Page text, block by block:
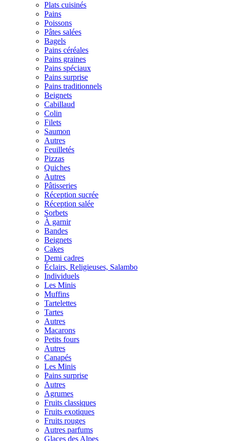
Plats cuisinés
Pains
Poissons
Pâtes salées
Bagels
Pains céréales
Pains graines
Pains spéciaux
Pains surprise
Pains traditionnels
Beignets
Cabillaud
Colin
Filets
Saumon
Autres
Feuilletés
Pizzas
Quiches
Autres
Pâtisseries
Réception sucrée
Réception salée
Sorbets
À garnir
Bandes
Beignets
Cakes
Demi cadres
Éclairs, Religieuses, Salambo
Individuels
Les Minis
Muffins
Tartelettes
Tartes
Autres
Macarons
Petits fours
Autres
Canapés
Les Minis
Pains surprise
Autres
Agrumes
Fruits classiques
Fruits exotiques
Fruits rouges
Autres parfums
Glaces des Alpes